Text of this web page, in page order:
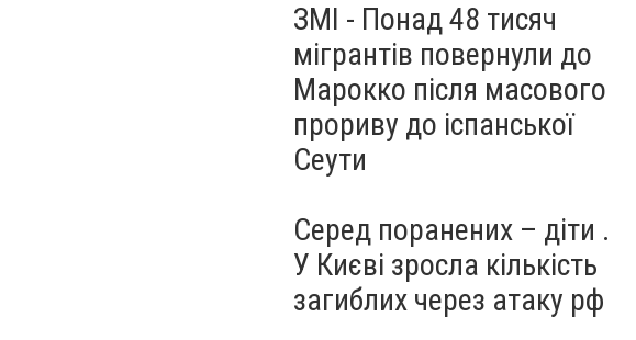
ЗМІ - Понад 48 тисяч
мігрантів повернули до
Марокко після масового
прориву до іспанської
Сеути
Серед поранених – діти .
У Києві зросла кількість
загиблих через атаку рф